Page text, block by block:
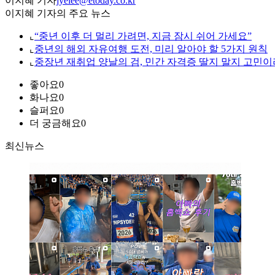
이지혜 기자의 주요 뉴스
⌞ “중년 이후 더 멀리 가려면, 지금 잠시 쉬어 가세요”
⌞ 중년의 해외 자유여행 도전, 미리 알아야 할 5가지 원칙
⌞ 중장년 재취업 양날의 검, 민간 자격증 딸지 말지 고민이
좋아요0
화나요0
슬퍼요0
더 궁금해요0
최신뉴스